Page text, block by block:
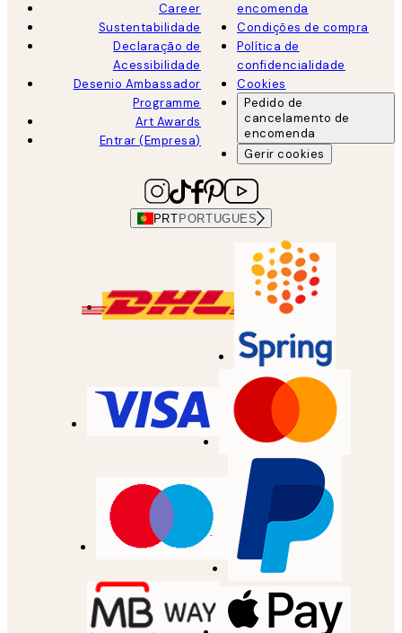
Career
Sustentabilidade
Declaração de
Acessibilidade
Desenio Ambassador
Programme
Art Awards
Entrar (Empresa)
encomenda
Condições de compra
Política de
confidencialidade
Cookies
Pedido de
cancelamento de
encomenda
Gerir cookies
PRT PORTUGUES